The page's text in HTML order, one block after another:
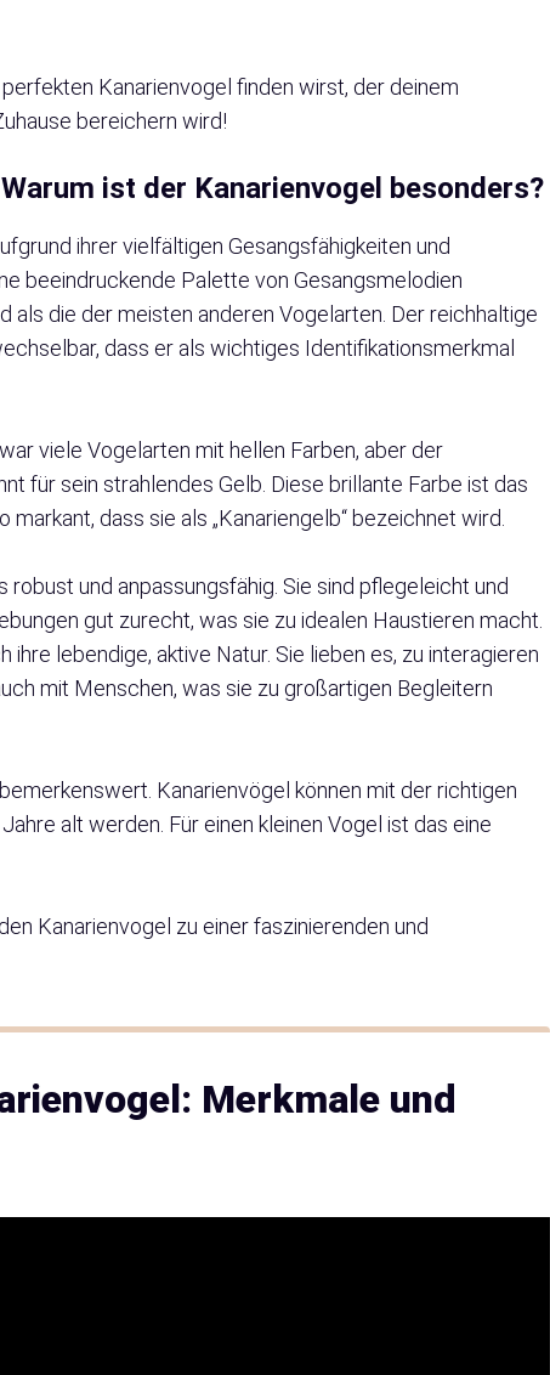
Kanarienvogel finden wirst, der deinem
bereichern wird!
ist der Kanarienvogel besonders?
ihrer vielfältigen Gesangsfähigkeiten und
beeindruckende Palette von Gesangsmelodien
als die der meisten anderen Vogelarten. Der reichhaltige
dass er als wichtiges Identifikationsmerkmal
viele Vogelarten mit hellen Farben, aber der
für sein strahlendes Gelb. Diese brillante Farbe ist das
dass sie als „Kanariengelb“ bezeichnet wird.
robust und anpassungsfähig. Sie sind pflegeleicht und
gut zurecht, was sie zu idealen Haustieren macht.
lebendige, aktive Natur. Sie lieben es, zu interagieren
mit Menschen, was sie zu großartigen Begleitern
Kanarienvögel können mit der richtigen
alt werden. Für einen kleinen Vogel ist das eine
Kanarienvogel zu einer faszinierenden und
Merkmale und